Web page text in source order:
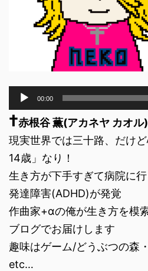
プ
ー
ヤ
ー
00:00
†赤根谷 薫(アカネヤ カオル)
現実世界では三十路、だけ
14歳」なり！
生き方が下手すぎて病院に
発達障害(ADHD)が発覚
作曲家+αの俺が生き方を模
ブログでお届けします
趣味はゲーム/どうぶつの森
etc…